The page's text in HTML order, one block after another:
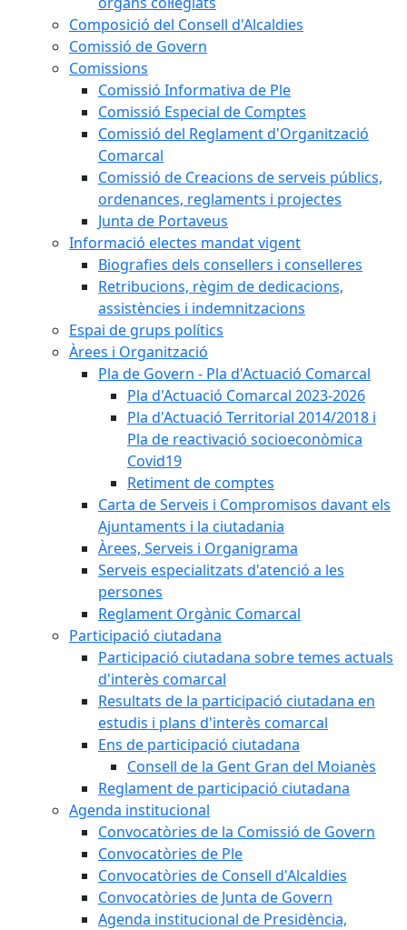
Composició del Consell d'Alcaldies
Comissió de Govern
Comissions
Comissió Informativa de Ple
Comissió Especial de Comptes
Comissió del Reglament d'Organització
Comarcal
Comissió de Creacions de serveis públics,
ordenances, reglaments i projectes
Junta de Portaveus
Informació electes mandat vigent
Biografies dels consellers i conselleres
Retribucions, règim de dedicacions,
assistències i indemnitzacions
Espai de grups polítics
Àrees i Organització
Pla de Govern - Pla d'Actuació Comarcal
Pla d'Actuació Comarcal 2023-2026
Pla d'Actuació Territorial 2014/2018 i
Pla de reactivació socioeconòmica
Covid19
Retiment de comptes
Carta de Serveis i Compromisos davant els
Ajuntaments i la ciutadania
Àrees, Serveis i Organigrama
Serveis especialitzats d'atenció a les
persones
Reglament Orgànic Comarcal
Participació ciutadana
Participació ciutadana sobre temes actuals
d'interès comarcal
Resultats de la participació ciutadana en
estudis i plans d'interès comarcal
Ens de participació ciutadana
Consell de la Gent Gran del Moianès
Reglament de participació ciutadana
Agenda institucional
Convocatòries de la Comissió de Govern
Convocatòries de Ple
Convocatòries de Consell d'Alcaldies
Convocatòries de Junta de Govern
Agenda institucional de Presidència,